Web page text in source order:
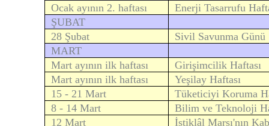
Ocak ayının 2. haftası
Enerji Tasarrufu
ŞUBAT
28 Şubat
Sivil Savunma Günü
MART
Mart ayının ilk haftası
Girişimcilik Haftası
Mart ayının ilk haftası
Yeşilay Haftası
15 - 21 Mart
Tüketiciyi Koruma
8 - 14 Mart
Bilim ve Teknoloji
12 Mart
İstiklâl Marşı'nın